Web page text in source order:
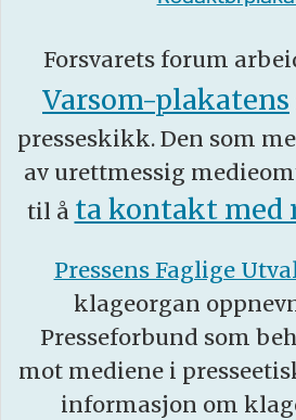
Forsvarets forum
Varsom-plakatens
presseskikk. Den som
av urettmessig
til å ta kontakt med
Pressens Faglige
klageorgan
Presseforbund som
mot mediene i
informasjon om